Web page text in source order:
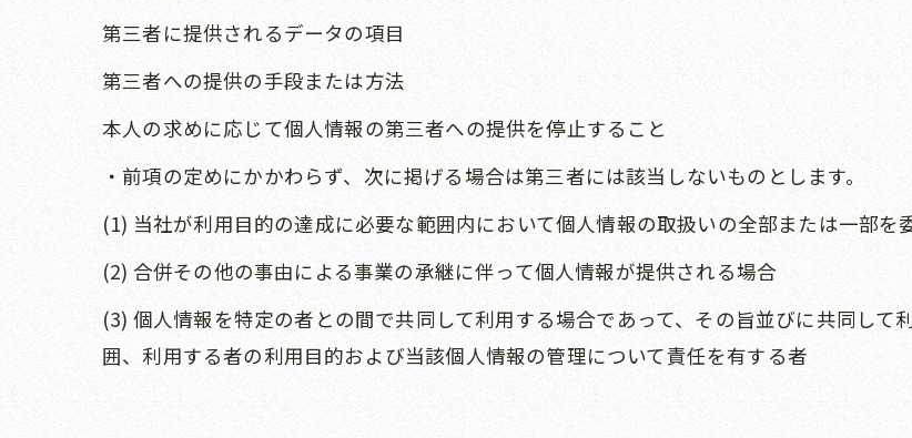
第三者に提供されるデータの項目
第三者への提供の手段または方法
本人の求めに応じて個人情報の第三者への提供を停止すること
・前項の定めにかかわらず、次に掲げる場合は第三者には該当しないものとします。
(1) 当社が利用目的の達成に必要な範囲内において個人情報の取扱いの全部または一部を
(2) 合併その他の事由による事業の承継に伴って個人情報が提供される場合
(3) 個人情報を特定の者との間で共同して利用する場合であって、その旨並びに共同し
囲、利用する者の利用目的および当該個人情報の管理について責任を有する者